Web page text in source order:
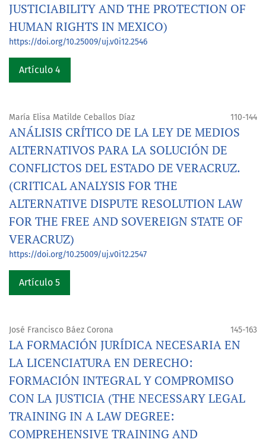
JUSTICIABILITY AND THE PROTECTION OF
HUMAN RIGHTS IN MEXICO)
https://doi.org/10.25009/uj.v0i12.2546
Artículo 4
María Elisa Matilde Ceballos Díaz 110-144
ANÁLISIS CRÍTICO DE LA LEY DE MEDIOS
ALTERNATIVOS PARA LA SOLUCIÓN DE
CONFLICTOS DEL ESTADO DE VERACRUZ.
(CRITICAL ANALYSIS FOR THE
ALTERNATIVE DISPUTE RESOLUTION LAW
FOR THE FREE AND SOVEREIGN STATE OF
VERACRUZ)
https://doi.org/10.25009/uj.v0i12.2547
Artículo 5
José Francisco Báez Corona 145-163
LA FORMACIÓN JURÍDICA NECESARIA EN
LA LICENCIATURA EN DERECHO:
FORMACIÓN INTEGRAL Y COMPROMISO
CON LA JUSTICIA (THE NECESSARY LEGAL
TRAINING IN A LAW DEGREE:
COMPREHENSIVE TRAINING AND